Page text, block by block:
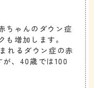
ちゃんのダウン症
増加します。
れるダウン症の赤
が、40歳では100